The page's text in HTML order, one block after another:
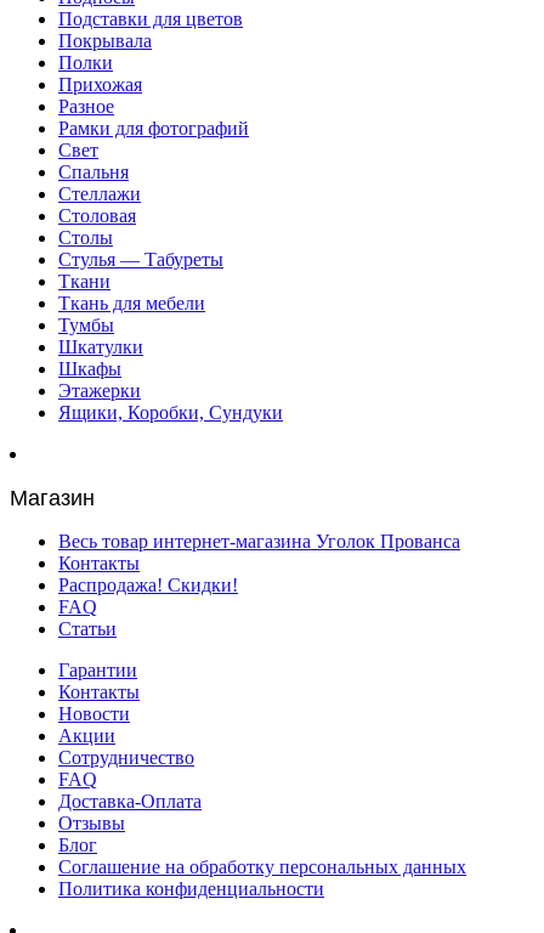
Подставки для цветов
Покрывала
Полки
Прихожая
Разное
Рамки для фотографий
Свет
Спальня
Стеллажи
Столовая
Столы
Стулья — Табуреты
Ткани
Ткань для мебели
Тумбы
Шкатулки
Шкафы
Этажерки
Ящики, Коробки, Сундуки
Магазин
Весь товар интернет-магазина Уголок Прованса
Контакты
Распродажа! Скидки!
FAQ
Статьи
Гарантии
Контакты
Новости
Акции
Сотрудничество
FAQ
Доставка-Оплата
Отзывы
Блог
Соглашение на обработку персональных данных
Политика конфиденциальности